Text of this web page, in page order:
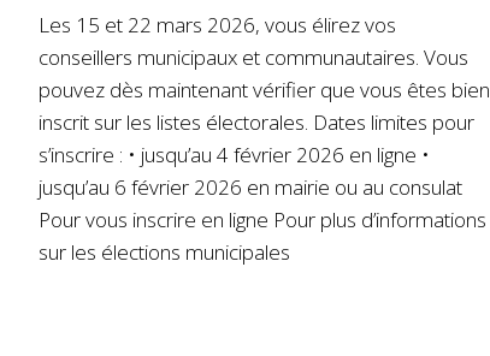
Les 15 et 22 mars 2026, vous élirez vos
conseillers municipaux et communautaires. Vous
pouvez dès maintenant vérifier que vous êtes bien
inscrit sur les listes électorales. Dates limites pour
s’inscrire : • jusqu’au 4 février 2026 en ligne •
jusqu’au 6 février 2026 en mairie ou au consulat
Pour vous inscrire en ligne Pour plus d’informations
sur les élections municipales